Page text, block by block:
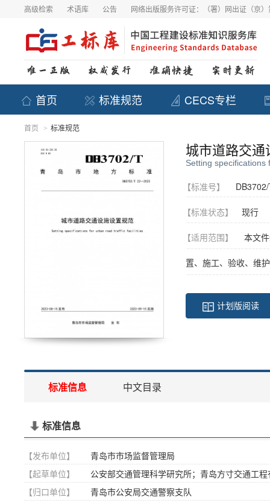
高级检索 术语库 公告 网络出版服务许可证：（署）网出证（京
首页 标准规范 CECS专栏
首页 > 标准规范
城市道路交
Setting
【标准号】
【标准状态】 现行
【适用范围】 本文
置、施工、验收、维
计划版阅读
标准信息 中文目录
标准信息
【发布单位】
青岛市市场监督管理局
【起草单位】
公安部交通管理科学研究所；青岛方寸交通工
【归口单位】
青岛市公安局交通警察支队